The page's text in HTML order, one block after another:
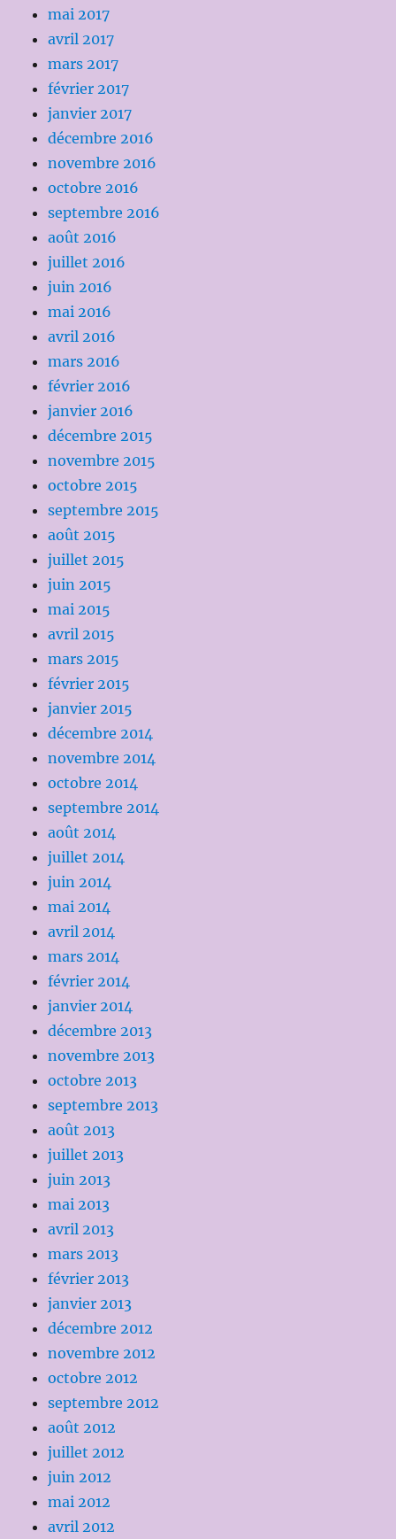
mai 2017
avril 2017
mars 2017
février 2017
janvier 2017
décembre 2016
novembre 2016
octobre 2016
septembre 2016
août 2016
juillet 2016
juin 2016
mai 2016
avril 2016
mars 2016
février 2016
janvier 2016
décembre 2015
novembre 2015
octobre 2015
septembre 2015
août 2015
juillet 2015
juin 2015
mai 2015
avril 2015
mars 2015
février 2015
janvier 2015
décembre 2014
novembre 2014
octobre 2014
septembre 2014
août 2014
juillet 2014
juin 2014
mai 2014
avril 2014
mars 2014
février 2014
janvier 2014
décembre 2013
novembre 2013
octobre 2013
septembre 2013
août 2013
juillet 2013
juin 2013
mai 2013
avril 2013
mars 2013
février 2013
janvier 2013
décembre 2012
novembre 2012
octobre 2012
septembre 2012
août 2012
juillet 2012
juin 2012
mai 2012
avril 2012